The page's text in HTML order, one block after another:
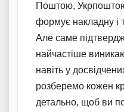
Поштою,
формує накладну і
Але саме
найчастіше
навіть у
розберемо кожен
детально, щоб ви